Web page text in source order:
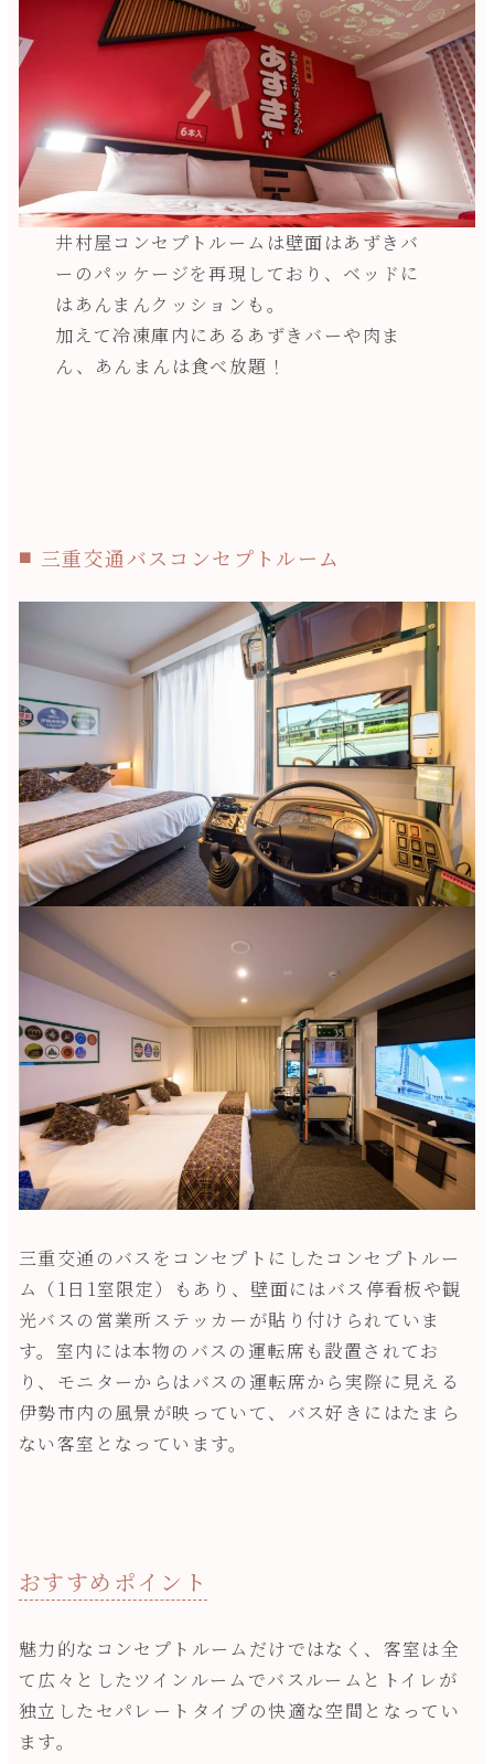
井村屋コンセプトルームは壁面はあずきバ
ーのパッケージを再現しており、ベッドに
はあんまんクッションも。
加えて冷凍庫内にあるあずきバーや肉ま
ん、あんまんは食べ放題！
三重交通バスコンセプトルーム
三重交通のバスをコンセプトにしたコンセプトルー
ム（1日1室限定）もあり、壁面にはバス停看板や観
光バスの営業所ステッカーが貼り付けられていま
す。室内には本物のバスの運転席も設置されてお
り、モニターからはバスの運転席から実際に見える
伊勢市内の風景が映っていて、バス好きにはたまら
ない客室となっています。
おすすめポイント
魅力的なコンセプトルームだけではなく、客室は全
て広々としたツインルームでバスルームとトイレが
独立したセパレートタイプの快適な空間となってい
ます。